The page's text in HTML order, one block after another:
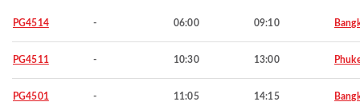
PG4514 - 06:00 09:10
PG4511 - 10:30 13:00
PG4501 - 11:05 14:15